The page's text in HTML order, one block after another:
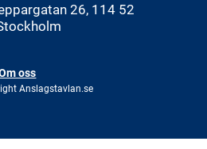
26, 114 52
oss
Anslagstavlan.se